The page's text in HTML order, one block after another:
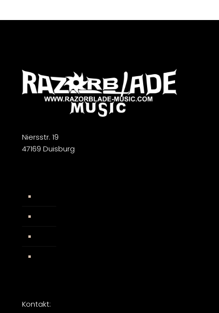
Niersstr. 19
47169 Duisburg
Kontakt: